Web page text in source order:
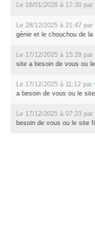
Le 16/01/2026 à 17:30 par
Le 28/12/2025 à 21:47 par
génie et le chouchou de la
Le 17/12/2025 à 15:29 par
site a besoin de vous ou
Le 17/12/2025 à 11:12 par
a besoin de vous ou le site
Le 17/12/2025 à 07:23 par
besoin de vous ou le site